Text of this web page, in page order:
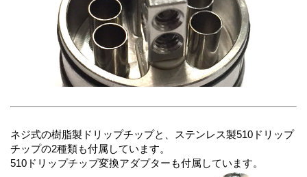
ネジ式の樹脂製ドリップチップと、ステンレス製510ドリップ
チップの2種類も付属しています。
510ドリップチップ変換アダプターも付属しています。